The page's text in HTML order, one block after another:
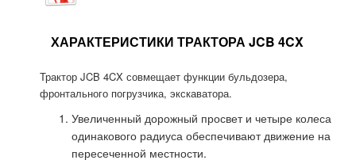
ХАРАКТЕРИСТИКИ ТРАКТОРА JCB 4CX
Трактор JCB 4CX совмещает функции бульдозера,
фронтального погрузчика, экскаватора.
Увеличенный дорожный просвет и четыре колеса
одинакового радиуса обеспечивают движение на
пересеченной местности.